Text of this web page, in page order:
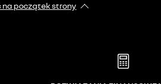
na początek strony